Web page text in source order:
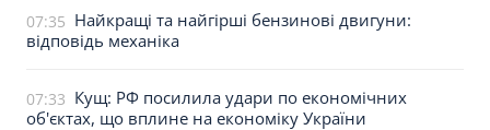
07:35 Найкращі та найгірші бензинові двигуни:
відповідь механіка
07:33 Кущ: РФ посилила удари по економічних
об'єктах, що вплине на економіку України